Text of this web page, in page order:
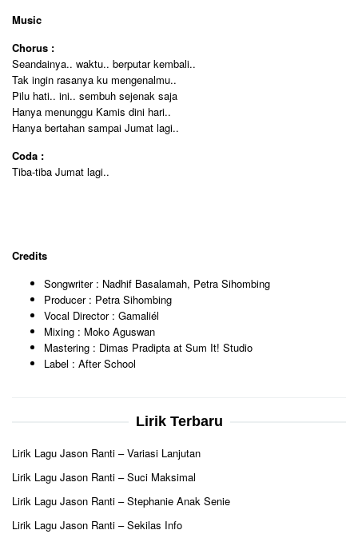
Music
Chorus :
Seandainya.. waktu.. berputar kembali..
Tak ingin rasanya ku mengenalmu..
Pilu hati.. ini.. sembuh sejenak saja
Hanya menunggu Kamis dini hari..
Hanya bertahan sampai Jumat lagi..
Coda :
Tiba-tiba Jumat lagi..
Credits
Songwriter : Nadhif Basalamah, Petra Sihombing
Producer : Petra Sihombing
Vocal Director : Gamaliél
Mixing : Moko Aguswan
Mastering : Dimas Pradipta at Sum It! Studio
Label : After School
Lirik Terbaru
Lirik Lagu Jason Ranti – Variasi Lanjutan
Lirik Lagu Jason Ranti – Suci Maksimal
Lirik Lagu Jason Ranti – Stephanie Anak Senie
Lirik Lagu Jason Ranti – Sekilas Info